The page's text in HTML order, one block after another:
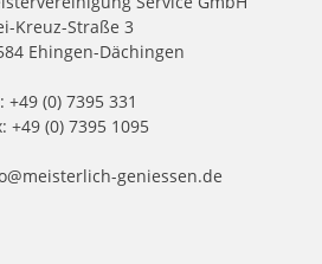
Kreuz-Straße 3
Ehingen-Dächingen
+49 (0) 7395 331
+49 (0) 7395 1095
geniessen.de